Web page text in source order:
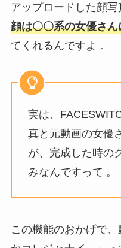
アップロードした顔写
顔は〇〇系の女優さ
てくれるんですよ 。
実は、
真と元動画の女優
が、完成した時の
みなんですって 。
この機能のおかげで